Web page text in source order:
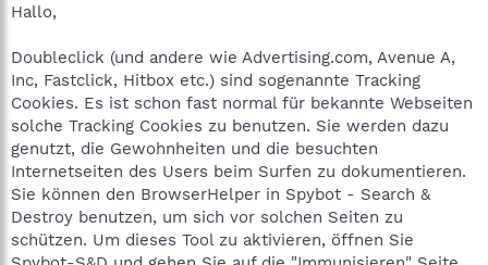
Hallo,
Doubleclick (und andere wie Advertising.com, Avenue A,
Inc, Fastclick, Hitbox etc.) sind sogenannte Tracking
Cookies. Es ist schon fast normal für bekannte Webseiten
solche Tracking Cookies zu benutzen. Sie werden dazu
genutzt, die Gewohnheiten und die besuchten
Internetseiten des Users beim Surfen zu dokumentieren.
Sie können den BrowserHelper in Spybot - Search &
Destroy benutzen, um sich vor solchen Seiten zu
schützen. Um dieses Tool zu aktivieren, öffnen Sie